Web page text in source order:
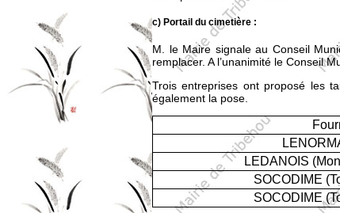
c) Portail du cimetière :
M. le Maire signale au Conseil
remplacer. A l’unanimité le Conseil
Trois entreprises ont proposé les
également la pose.
LEDANOIS
SOCODIME
SOCODIME